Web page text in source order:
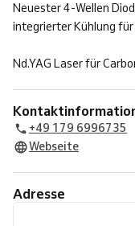
Neuester 4-Wellen
integrierter Kühlung
Nd.YAG Laser für
+49 179 6996735
Webseite
Adresse